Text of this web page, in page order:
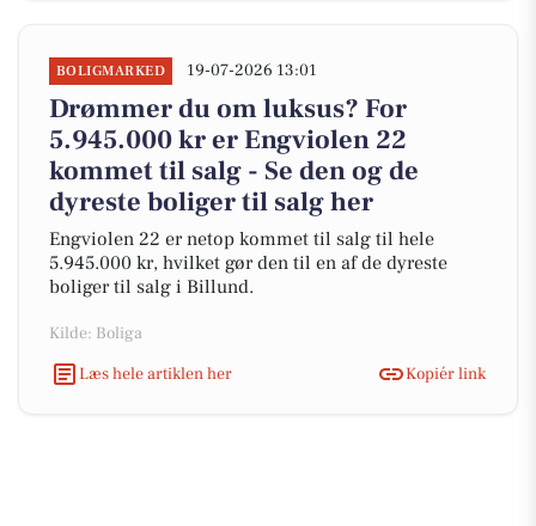
BOLIGMARKED 19-07-2026 13:01
Drømmer du om luksus? For
5.945.000 kr er Engviolen 22
kommet til salg - Se den og de
dyreste boliger til salg her
Engviolen 22 er netop kommet til salg til hele
5.945.000 kr, hvilket gør den til en af de dyreste
boliger til salg i Billund.
Kilde: Boliga
Læs hele artiklen her
Kopiér link